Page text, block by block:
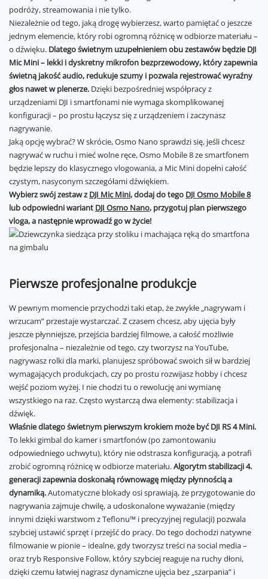
podróży, streamowania i nie tylko.
Niezależnie od tego, jaką drogę wybierzesz, warto pamiętać o jeszcze
jednym elemencie, który robi ogromną różnicę w odbiorze materiału –
o dźwięku. Dlatego świetnym uzupełnieniem obu zestawów będzie DJI
Mic Mini – lekki i dyskretny mikrofon bezprzewodowy, który zapewnia
świetną jakość audio, redukuje szumy i pozwala rejestrować wyraźny
głos nawet w plenerze. Dzięki bezpośredniej współpracy z
urządzeniami DJI i smartfonami nie wymaga skomplikowanej
konfiguracji – po prostu łączysz się z urządzeniem i zaczynasz
nagrywanie.
Jaką opcję wybrać? W skrócie, Osmo Nano sprawdzi się, jeśli chcesz
nagrywać w ruchu i mieć wolne ręce, Osmo Mobile 8 ze smartfonem
będzie lepszy do klasycznego vlogowania, a Mic Mini dopełni całość
czystym, nasyconym szczegółami dźwiękiem.
Wybierz swój zestaw z DJI Mic Mini, dodaj do tego DJI Osmo Mobile 8
lub odpowiedni wariant DJI Osmo Nano, przygotuj plan pierwszego
vloga, a następnie wprowadź go w życie!
Pierwsze profesjonalne produkcje
W pewnym momencie przychodzi taki etap, że zwykłe „nagrywam i
wrzucam” przestaje wystarczać. Z czasem chcesz, aby ujęcia były
jeszcze płynniejsze, przejścia bardziej filmowe, a całość możliwie
profesjonalna – niezależnie od tego, czy tworzysz na YouTube,
nagrywasz rolki dla marki, planujesz spróbować swoich sił w bardziej
wymagających produkcjach, czy po prostu rozwijasz hobby i chcesz
wejść poziom wyżej. I nie chodzi tu o rewolucję ani wymianę
wszystkiego na raz. Często wystarczą dwa elementy: stabilizacja i
dźwięk.
Właśnie dlatego świetnym pierwszym krokiem może być DJI RS 4 Mini.
To lekki gimbal do kamer i smartfonów (po zamontowaniu
odpowiedniego uchwytu), który nie odstrasza konfiguracją, a potrafi
zrobić ogromną różnicę w odbiorze materiału.Algorytm stabilizacji 4.
generacji zapewnia doskonałą równowagę między płynnością a
dynamiką.Automatyczne blokady osi sprawiają, że przygotowanie do
nagrywania zajmuje chwilę, a udoskonalone wyważanie (między
innymi dzięki warstwom z Teflonu™ i precyzyjnej regulacji) pozwala
szybciej ustawić sprzęt i przejść do pracy. Do tego dochodzi natywne
filmowanie w pionie – idealne, gdy tworzysz treści na social media –
oraz tryb Responsive Follow, który szybciej reaguje na ruchy dłoni,
dzięki czemu łatwiej nagrasz dynamiczne ujęcia bez „szarpania” i